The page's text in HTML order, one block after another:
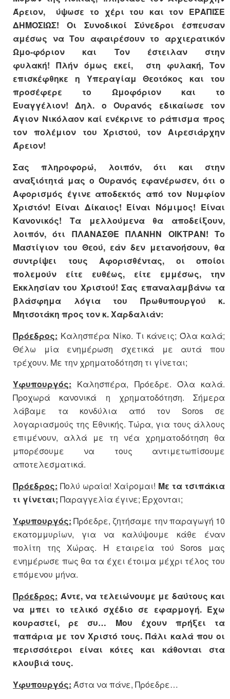
Άρειον, ύψωσε το χέρι του και τον ΕΡΑΠΙΣΕ
ΔΗΜΟΣΙΩΣ! Οι Συνοδικοί Σύνεδροι έσπευσαν
αμέσως να Του αφαιρέσουν το αρχιερατικόν
Ωμο-φόριον και Τον έστειλαν στην
φυλακή! Πλήν όμως εκεί, στη φυλακή, Τον
επισκέφθηκε η Υπεραγίαμ Θεοτόκος και του
προσέφερε το Ωμοφόριον και το
Ευαγγέλιον! Δηλ. ο Ουρανός εδικαίωσε τον
Άγιον Νικόλαον καί ενέκρινε το ράπισμα προς
τον πολέμιον του Χριστού, τον Αιρεσιάρχην
Άρειον!
Σας πληροφορώ, λοιπόν, ότι και στην
αναξιότητά μας ο Ουρανός εφανέρωσεν, ότι ο
Αφορισμός έγινε αποδεκτός από τον Νυμφίον
Χριστόν! Είναι Δίκαιος! Είναι Νόμιμος! Είναι
Κανονικός! Τα μελλούμενα θα αποδείξουν,
λοιπόν, ότι ΠΛΑΝΑΣΘΕ ΠΛΑΝΗΝ ΟΙΚΤΡΑΝ! Το
Μαστίγιον του Θεού, εάν δεν μετανοήσουν, θα
συντρίψει τους Αφορισθέντας, οι οποίοι
πολεμούν είτε ευθέως, είτε εμμέσως, την
Εκκλησίαν του Χριστού! Σας επαναλαμβάνω τα
βλάσφημα λόγια του Πρωθυπουργού κ.
Μητσοτάκη προς τον κ. Χαρδαλιάν:
Πρόεδρος: Καλησπέρα Νίκο. Τι κάνεις; Όλα καλά;
Θέλω μία ενημέρωση σχετικά με αυτά που
τρέχουν. Με την χρηματοδότηση τι γίνεται;
Υφυπουργός: Καλησπέρα, Πρόεδρε. Όλα καλά.
Προχωρά κανονικά η χρηματοδότηση. Σήμερα
λάβαμε τα κονδύλια από τον Soros σε
λογαριασμούς της Εθνικής. Τώρα, για τους άλλους
επιμένουν, αλλά με τη νέα χρηματοδότηση θα
μπορέσουμε να τους αντιμετωπίσουμε
αποτελεσματικά.
Πρόεδρος: Πολύ ωραία! Χαίρομαι! Με τα τσιπάκια
τι γίνεται; Παραγγελία έγινε; Έρχονται;
Υφυπουργός: Πρόεδρε, ζητήσαμε την παραγωγή 10
εκατομμυρίων, για να καλύψουμε κάθε έναν
πολίτη της Χώρας. Η εταιρεία τού Soros μας
ενημέρωσε πως θα τα έχει έτοιμα μέχρι τέλος του
επόμενου μήνα.
Πρόεδρος: Άντε, να τελειώνουμε με δαύτους και
να μπει το τελικό σχέδιο σε εφαρμογή. Έχω
κουραστεί, ρε συ… Μου έχουν πρήξει τα
παπάρια με τον Χριστό τους. Πάλι καλά που οι
περισσότεροι είναι κότες και κάθονται στα
κλουβιά τους.
Υφυπουργός: Άστα να πάνε, Πρόεδρε…